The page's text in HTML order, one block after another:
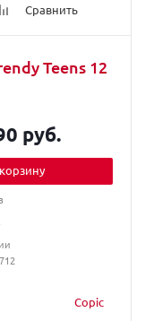
Сравнить
Teens 12
Copic
руб.